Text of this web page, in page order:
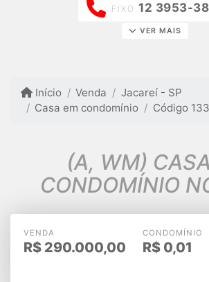
FIXO 12 3953-
VER MAIS
Início Venda
Jacareí - SP
Casa em condomínio
Código
(A, WM)
CONDOMÍNIO
FORMOSA
VENDA
R$ 290.000,00
CONDOMÍNIO
R$ 0,01